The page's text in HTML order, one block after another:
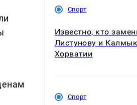
Спорт
Известно, кто
Листунову и
Хорватии
Спорт